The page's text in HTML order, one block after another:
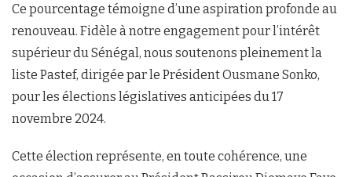
Ce pourcentage témoigne d’une aspiration profonde au
renouveau. Fidèle à notre engagement pour l’intérêt
supérieur du Sénégal, nous soutenons pleinement la
liste Pastef, dirigée par le Président Ousmane Sonko,
pour les élections législatives anticipées du 17
novembre 2024.
Cette élection représente, en toute cohérence, une